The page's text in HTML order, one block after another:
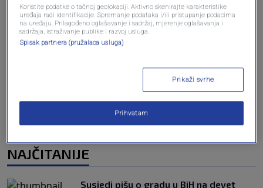
NAJČITANIJE
Susjedi pišu o gradu u BiH na devet
Koristite podatke o tačnoj geolokaciji. Aktivno skenirajte karakteristike
uređaja radi identifikacije. Spremanje podataka i/ili pristupanje podacima
na uređaju. Prilagođeno oglašavanje i sadržaj, mjerenje oglašavanja i
sadržaja, istraživanje publike i razvoj usluga.
Spisak partnera (pružalaca usluga)
Prikaži svrhe
Prihvatam